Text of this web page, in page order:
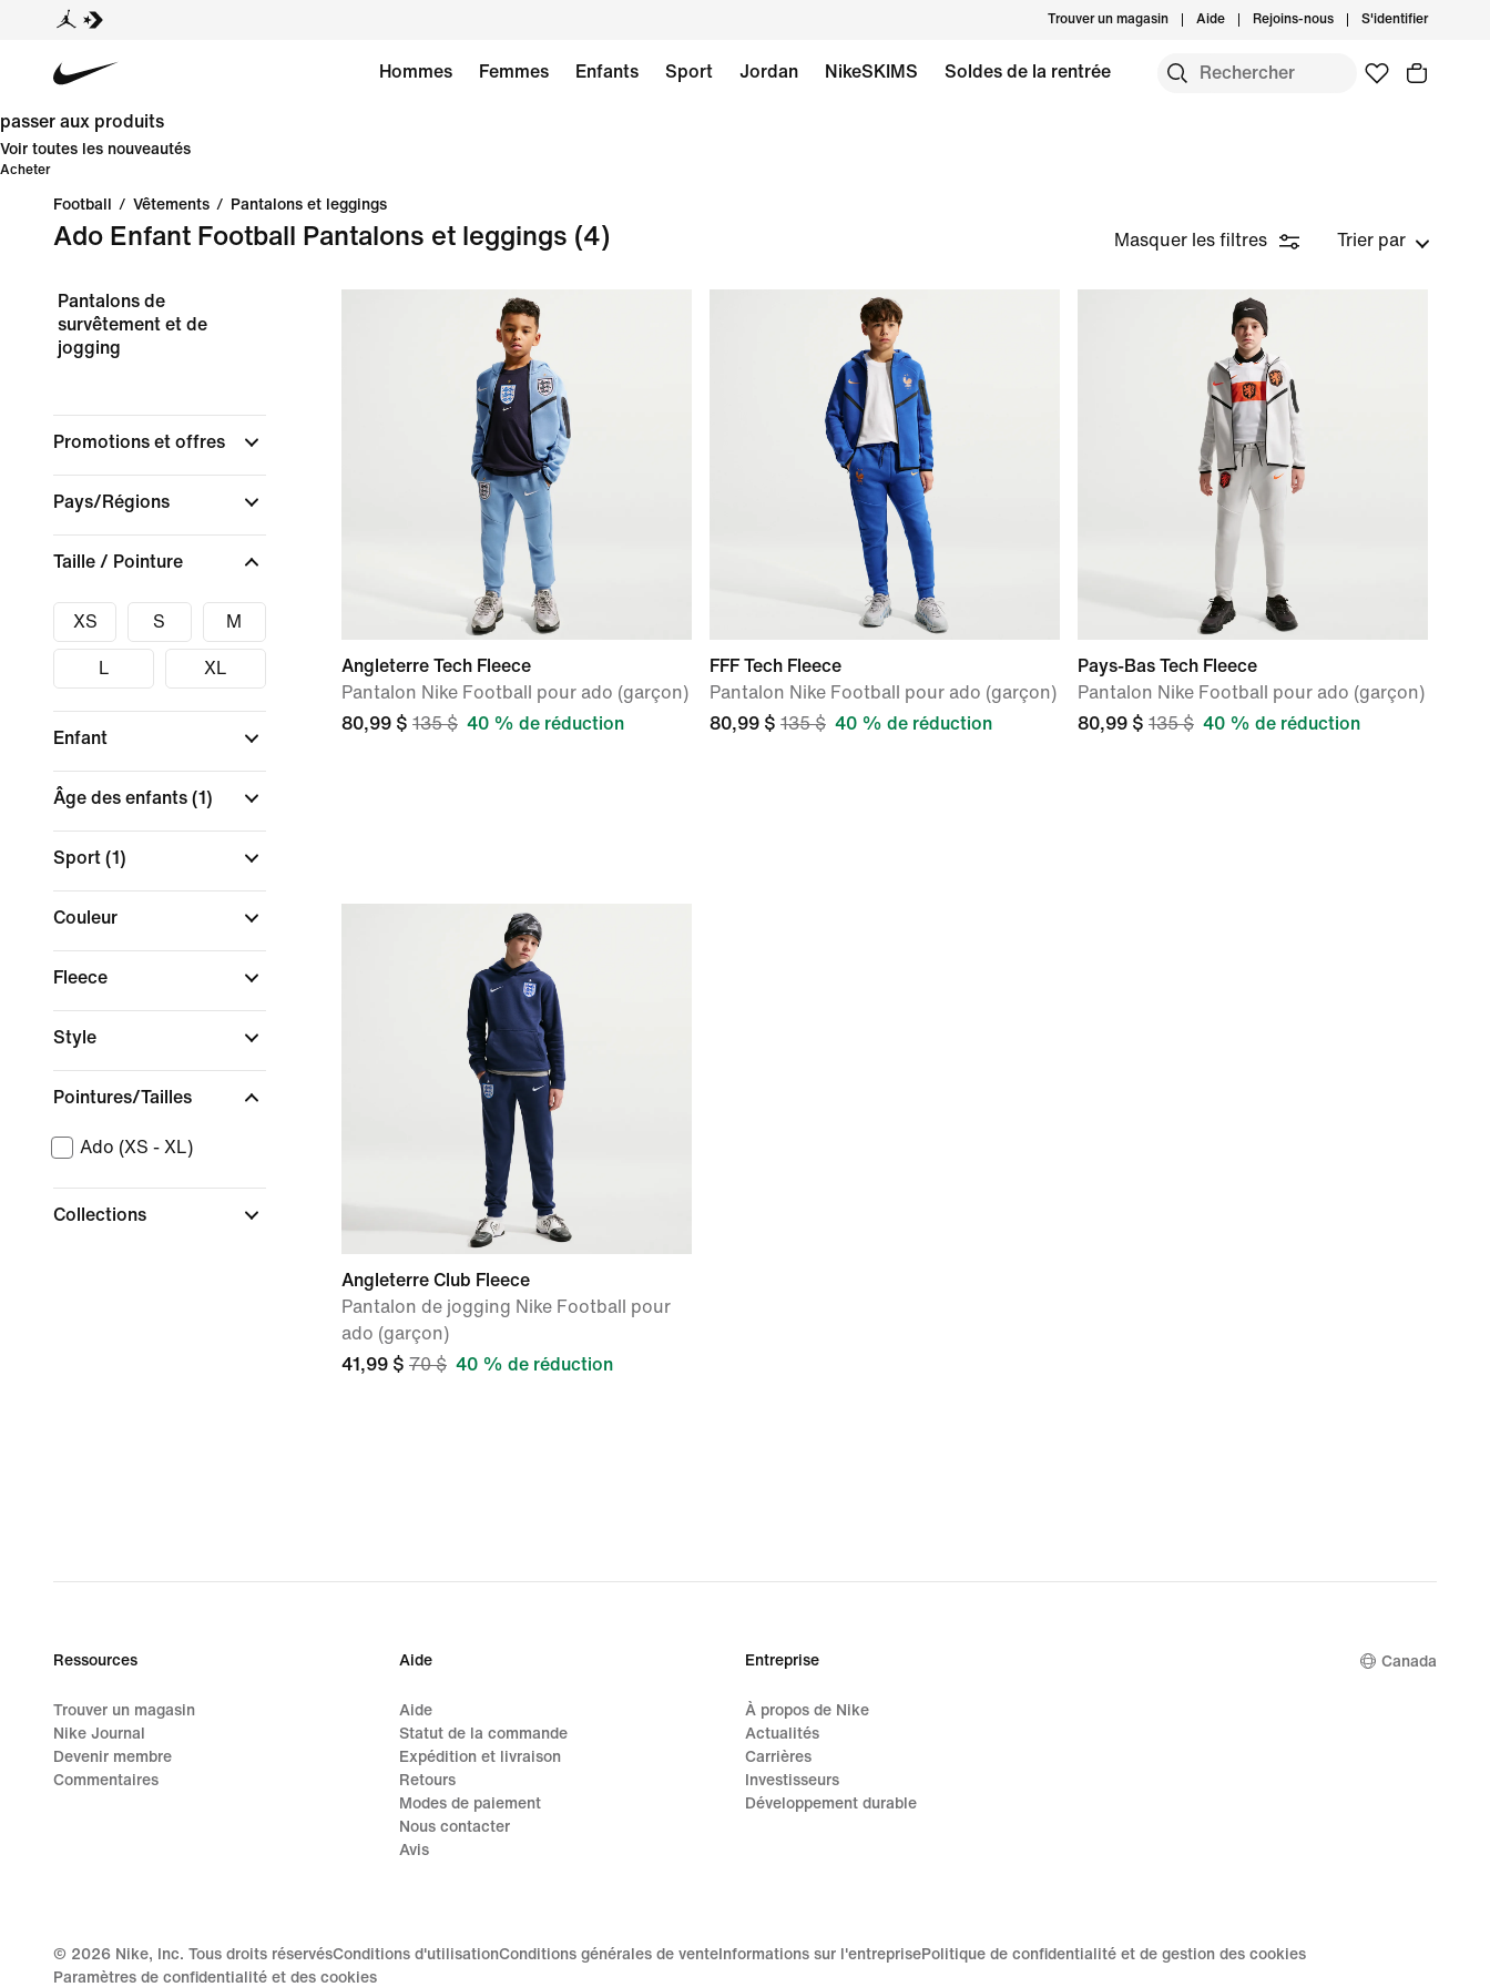
Trouver un magasin Aide Rejoins-nous S'identifier
Hommes Femmes Enfants Sport Jordan NikeSKIMS Soldes de la rentrée
passer aux produits
Voir toutes les nouveautés
Acheter
Football / Vêtements / Pantalons et leggings
Ado Enfant Football Pantalons et leggings (4) Masquer les filtres Trier par
Pantalons de
survêtement et de
jogging
Promotions et offres
Pays/Régions
Taille / Pointure
XS S M
L XL
Enfant
Âge des enfants (1)
Sport (1)
Couleur
Fleece
Style
Pointures/Tailles
Ado (XS - XL)
Collections
Angleterre Tech Fleece
Pantalon Nike Football pour ado (garçon)
80,99 $ 135 $ 40 % de réduction
FFF Tech Fleece
Pantalon Nike Football pour ado (garçon)
80,99 $ 135 $ 40 % de réduction
Pays-Bas Tech Fleece
Pantalon Nike Football pour ado (garçon)
80,99 $ 135 $ 40 % de réduction
Angleterre Club Fleece
Pantalon de jogging Nike Football pour
ado (garçon)
41,99 $ 70 $ 40 % de réduction
Ressources
Trouver un magasin
Nike Journal
Devenir membre
Commentaires
Aide
Aide
Statut de la commande
Expédition et livraison
Retours
Modes de paiement
Nous contacter
Avis
Entreprise
À propos de Nike
Actualités
Carrières
Investisseurs
Développement durable
Canada
© 2026 Nike, Inc. Tous droits réservésConditions d'utilisationConditions générales de vente Informations sur l'entreprisePolitique de confidentialité et de gestion des cookies
Paramètres de confidentialité et des cookies